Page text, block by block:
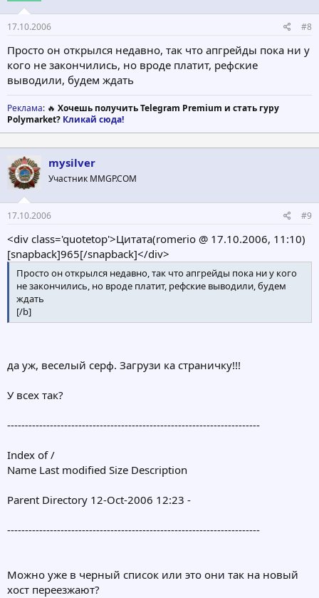
17.10.2006 #8
Просто он открылся недавно, так что апгрейды пока ни у
кого не закончились, но вроде платит, рефские
выводили, будем ждать
Реклама: 🔥 Хочешь получить Telegram Premium и стать гуру
Polymarket? Кликай сюда!
mysilver
Участник MMGP.COM
17.10.2006 #9
<div class='quotetop'>Цитата(romerio @ 17.10.2006, 11:10)
[snapback]965[/snapback]</div>
Просто он открылся недавно, так что апгрейды пока ни у кого
не закончились, но вроде платит, рефские выводили, будем
ждать
[/b]
да уж, веселый серф. Загрузи ка страничку!!!
У всех так?
-----------------------------------------------------------------------
Index of /
Name Last modified Size Description
Parent Directory 12-Oct-2006 12:23 -
-----------------------------------------------------------------------
Можно уже в черный список или это они так на новый
хост переезжают?